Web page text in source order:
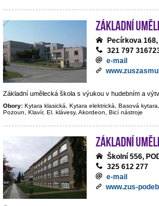
Základní
Pecírkova
321 797
e-mail
Základní umělecká škola s výukou v hudebním a
Obory: Kytara klasická, Kytara elektrická, Basová
Pozoun, Klavír, El. klávesy, Akordeon, Bicí nástroje
Základní
Školní 556,
325 612 277
e-mail
www.zus-